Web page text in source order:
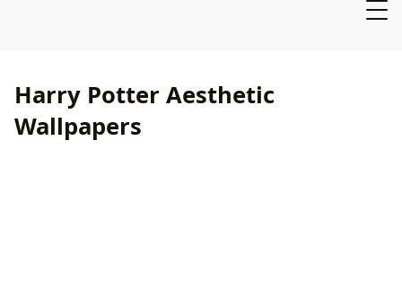
Harry Potter Aesthetic
Wallpapers